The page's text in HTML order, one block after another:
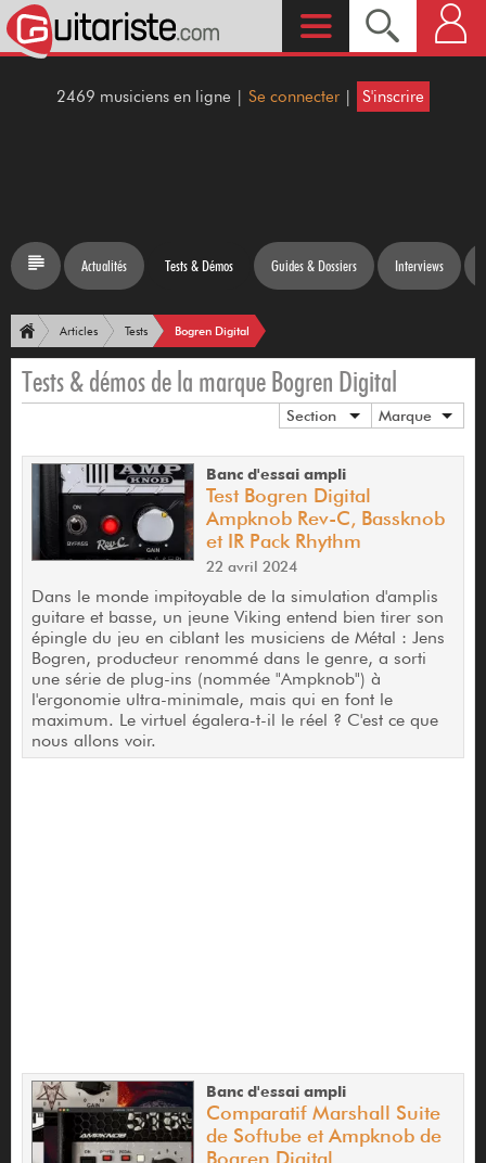
2469 musiciens en ligne | Se connecter | S'inscrire
Actualités Tests & Démos Guides & Dossiers Interviews
Articles Tests Bogren Digital
Tests & démos de la marque Bogren Digital
Section Marque
Banc d'essai ampli
Test Bogren Digital
Ampknob Rev-C, Bassknob
et IR Pack Rhythm
22 avril 2024
Dans le monde impitoyable de la simulation d'amplis
guitare et basse, un jeune Viking entend bien tirer son
épingle du jeu en ciblant les musiciens de Métal : Jens
Bogren, producteur renommé dans le genre, a sorti
une série de plug-ins (nommée "Ampknob") à
l'ergonomie ultra-minimale, mais qui en font le
maximum. Le virtuel égalera-t-il le réel ? C'est ce que
nous allons voir.
Banc d'essai ampli
Comparatif Marshall Suite
de Softube et Ampknob de
Bogren Digital